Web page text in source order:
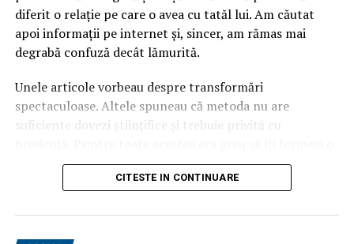
„Mulțumesc, FinMedia și domnului Mihai Săndoiu! Am
ei au fost pionierii acestui tip de evenimente. Vreau, de
asemenea, să mulțumesc echipei mele, lui Florentin
tare să fiu alături de dvs. și mulțumesc încă o dată!”,
transmis Gabriel Zbârcea.
diferit o relație pe care o avea cu tatăl lui. Am căutat
apoi informații pe internet și, sincer, am rămas mai
degrabă confuză decât lămurită.
Unele articole vorbeau despre transformări
spectaculoase. Altele spuneau că metoda nu are
suficiente dovezi științifice și trebuie privită cu
opinie echilibrată.
prezentau constelații familiale în grup. Eu, însă, nu mă
vedeam deloc într-o sală plină de oameni în care să
CITESTE IN CONTINUARE